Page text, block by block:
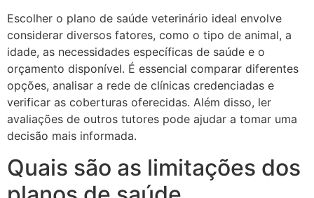
Escolher o plano de saúde veterinário ideal envolve
considerar diversos fatores, como o tipo de animal, a
idade, as necessidades específicas de saúde e o
orçamento disponível. É essencial comparar diferentes
opções, analisar a rede de clínicas credenciadas e
verificar as coberturas oferecidas. Além disso, ler
avaliações de outros tutores pode ajudar a tomar uma
decisão mais informada.
Quais são as limitações dos